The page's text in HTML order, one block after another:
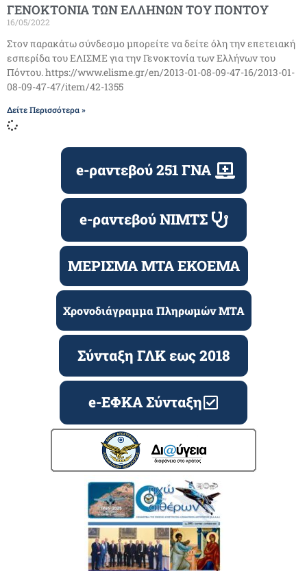
ΓΕΝΟΚΤΟΝΙΑ ΤΩΝ ΕΛΛΗΝΩΝ ΤΟΥ ΠΟΝΤΟΥ
16/05/2022
Στον παρακάτω σύνδεσμο μπορείτε να δείτε όλη την επετειακή
εσπερίδα του ΕΛΙΣΜΕ για την Γενοκτονία των Ελλήνων του
Πόντου. https://www.elisme.gr/en/2013-01-08-09-47-16/2013-01-
08-09-47-47/item/42-1355
Δείτε Περισσότερα »
e-ραντεβού 251 ΓΝΑ
e-ραντεβού ΝΙΜΤΣ
ΜΕΡΙΣΜΑ ΜΤΑ ΕΚΟΕΜΑ
Χρονοδιάγραμμα Πληρωμών ΜΤΑ
Σύνταξη ΓΛΚ εως 2018
e-ΕΦΚΑ Σύνταξη